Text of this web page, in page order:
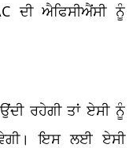
ਦੀ ਐਫਿਸੀਐਂਸੀ ਨੂੰ
ਰਹੇਗੀ ਤਾਂ ਏਸੀ ਨੂੰ
ਇਸ ਲਈ ਏਸੀ